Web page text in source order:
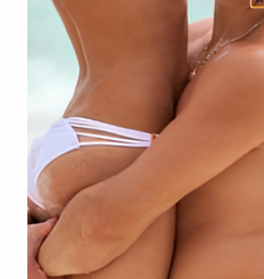
Diskrete Verpackung.
Wenn lieferbar, bitte benachrichtigen